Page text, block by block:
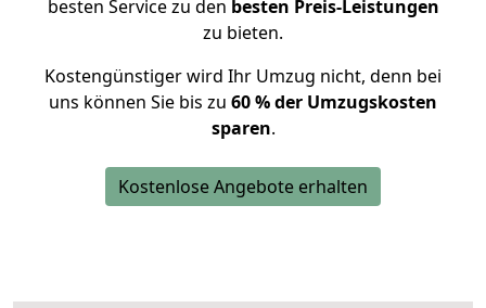
besten Service zu den besten Preis-Leistungen
zu bieten.
Kostengünstiger wird Ihr Umzug nicht, denn bei
uns können Sie bis zu 60 % der Umzugskosten
sparen.
Kostenlose Angebote erhalten